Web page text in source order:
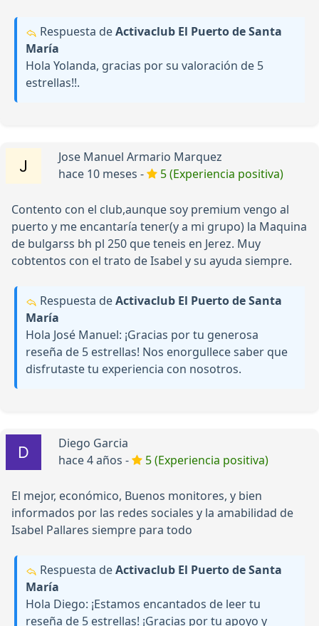
Respuesta deActivaclub El Puerto de Santa
María
Hola Yolanda, gracias por su valoración de 5
estrellas!!.
Jose Manuel Armario Marquez
hace 10 meses -
5 (Experiencia positiva)
Contento con el club,aunque soy premium vengo al
puerto y me encantaría tener(y a mi grupo) la Maquina
de bulgarss bh pl 250 que teneis en Jerez. Muy
cobtentos con el trato de Isabel y su ayuda siempre.
Respuesta deActivaclub El Puerto de Santa
María
Hola José Manuel: ¡Gracias por tu generosa
reseña de 5 estrellas! Nos enorgullece saber que
disfrutaste tu experiencia con nosotros.
Diego Garcia
hace 4 años -
5 (Experiencia positiva)
El mejor, económico, Buenos monitores, y bien
informados por las redes sociales y la amabilidad de
Isabel Pallares siempre para todo
Respuesta deActivaclub El Puerto de Santa
María
Hola Diego: ¡Estamos encantados de leer tu
reseña de 5 estrellas! ¡Gracias por tu apoyo y